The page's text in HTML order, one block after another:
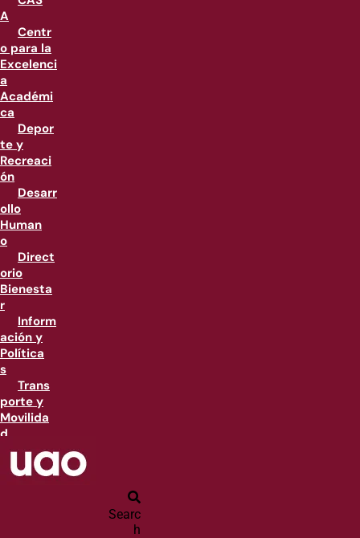
A
Centr
o para la
Excelenci
a
Académi
ca
Depor
te y
Recreaci
ón
Desarr
ollo
Human
o
Direct
orio
Bienesta
r
Inform
ación y
Política
s
Trans
porte y
Movilida
d
Searc
h